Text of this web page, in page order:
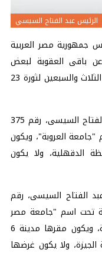
الرئيس عبد الفتاح السيسي
جمهورية مصر العربية
العفو عن باقى العقوبة لبعض
المحكوم عليهم، بمناسبة الاحتفال بالعيد الثلاث والسبعين لثورة 23
ونشرت الجريدة الرسمية قرار الرئيس عبد الفتاح السيسى، رقم 375
"جامعة العروبة"، ويكون
الدقهلية، ولا يكون
الفتاح السيسى، رقم
خاصة تحت اسم "جامعة مصر
الجديدة" تكون لها شخصية اعتبارية خاصة، ويكون مقرها مدينة 6
ولا يكون غرضها